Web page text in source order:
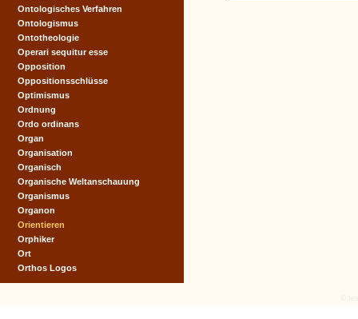
Ontologisches Verfahren
Ontologismus
Ontotheologie
Operari sequitur esse
Opposition
Oppositionsschlüsse
Optimismus
Ordnung
Ordo ordinans
Organ
Organisation
Organisch
Organische Weltanschauung
Organismus
Organon
Orientieren
Orphiker
Ort
Orthos Logos